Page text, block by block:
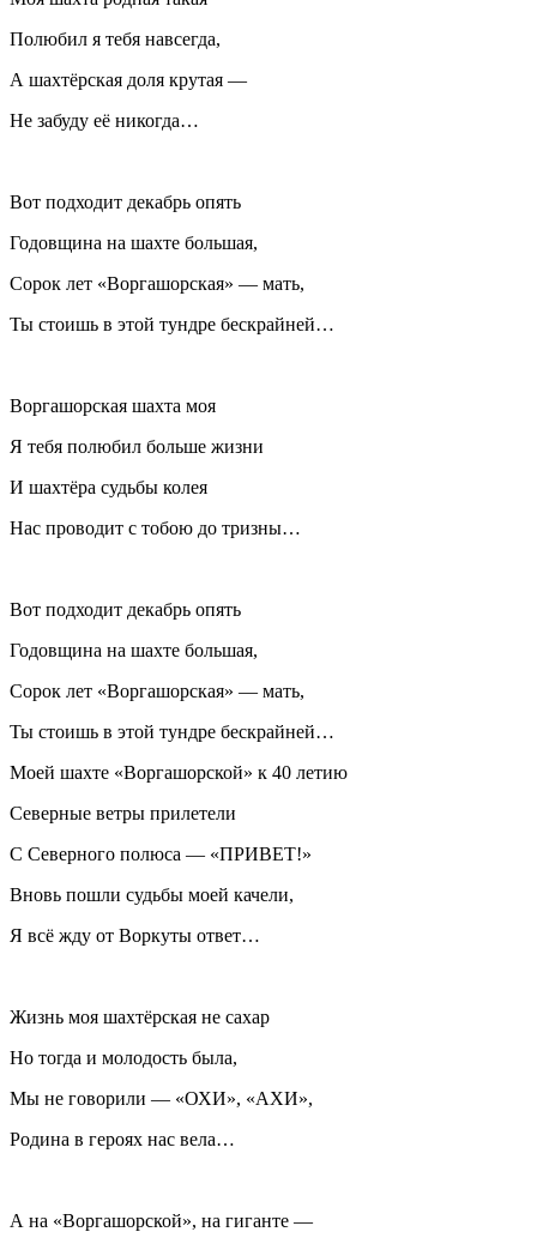
Полюбил я тебя навсегда,
А шахтёрская доля крутая —
Не забуду её никогда…
Вот подходит декабрь опять
Годовщина на шахте большая,
Сорок лет «Воргашорская» — мать,
Ты стоишь в этой тундре бескрайней…
Воргашорская шахта моя
Я тебя полюбил больше жизни
И шахтёра судьбы колея
Нас проводит с тобою до тризны…
Вот подходит декабрь опять
Годовщина на шахте большая,
Сорок лет «Воргашорская» — мать,
Ты стоишь в этой тундре бескрайней…
Моей шахте «Воргашорской» к 40 летию
Северные ветры прилетели
С Северного полюса — «ПРИВЕТ!»
Вновь пошли судьбы моей качели,
Я всё жду от Воркуты ответ…
Жизнь моя шахтёрская не сахар
Но тогда и молодость была,
Мы не говорили — «ОХИ», «АХИ»,
Родина в героях нас вела…
А на «Воргашорской», на гиганте —